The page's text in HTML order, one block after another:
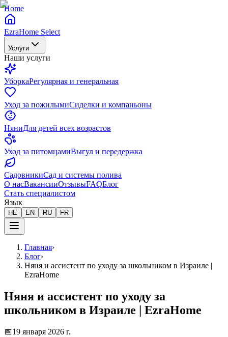
Home
EzraHome Select
Услуги
Наши услуги
УборкаРегулярная и генеральная
Уход за пожилымиСиделки и компаньоны
НяниДля детей всех возрастов
Уход за питомцамиВыгул и передержка
СадовникиСад и системы полива
О насВакансииОтзывыFAQБлог
Стать специалистом
Язык
HE EN RU FR
Главная›
Блог›
Няня и ассистент по уходу за школьником в Израиле |
EzraHome
Няня и ассистент по уходу за
школьником в Израиле | EzraHome
📅19 января 2026 г.